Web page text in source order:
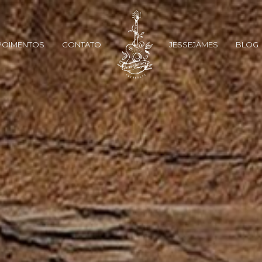
CONTATO JESSEJAMES BLOG